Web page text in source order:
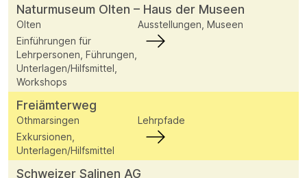
Naturmuseum Olten – Haus der Museen
Olten
Ausstellungen, Museen
Einführungen für
Lehrpersonen, Führungen,
Unterlagen/Hilfsmittel,
Workshops
Freiämterweg
Othmarsingen
Lehrpfade
Exkursionen,
Unterlagen/Hilfsmittel
Schweizer Salinen AG